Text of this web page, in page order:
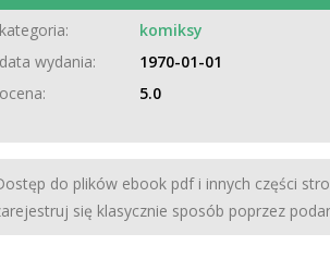
kategoria: komiksy
data wydania:
1970-01-01
ocena:
5.0
do plików ebook pdf i innych części
się klasycznie sposób poprzez